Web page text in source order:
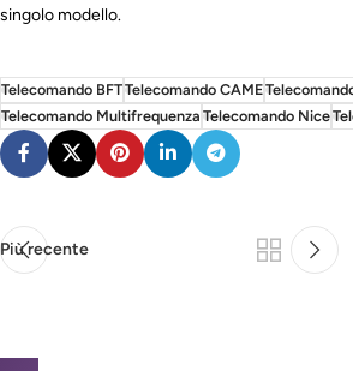
singolo modello.
Telecomando BFTTelecomando CAME
Telecomando Multifrequenza Telecomando Nice
Più recente